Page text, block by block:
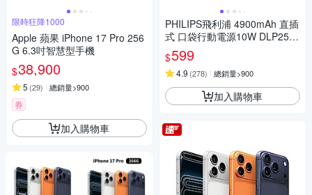
限時狂降1000
Apple 蘋果 iPhone 17 Pro 256
G 6.3吋智慧型手機
$38,900
5 (29) 總銷量>900
券
加入購物車
PHILIPS飛利浦 4900mAh 直插
式 口袋行動電源10W DLP2550
17.88Wh_具Wh標示
$599
4.9 (278) 總銷量>900
加入購物車